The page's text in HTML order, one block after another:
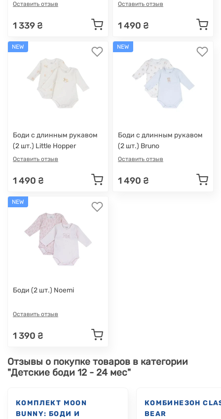
Оставить отзыв
1 339 ₴
Оставить отзыв
1 490 ₴
NEW
Боди с длинным рукавом
(2 шт.) Little Hopper
Оставить отзыв
1 490 ₴
NEW
Боди с длинным рукавом
(2 шт.) Bruno
Оставить отзыв
1 490 ₴
NEW
Боди (2 шт.) Noemi
Оставить отзыв
1 390 ₴
Отзывы о покупке товаров в категории
"Детские боди 12 - 24 мес"
КОМПЛЕКТ MOON
BUNNY: БОДИ И
КОМБИНЕЗОН
BEAR